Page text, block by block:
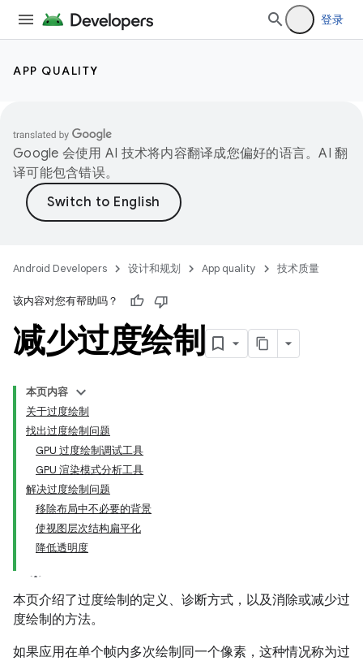
登录
APP QUALITY
Google 会使用 AI 技术将内容翻译成您偏好的语言。AI 翻
译可能包含错误。
Android Developers 设计和规划 App quality 技术质量
该内容对您有帮助吗？
减少过度绘制
本页内容
关于过度绘制
找出过度绘制问题
GPU 过度绘制调试工具
GPU 渲染模式分析工具
解决过度绘制问题
移除布局中不必要的背景
使视图层次结构扁平化
降低透明度
本页介绍了过度绘制的定义、诊断方式，以及消除或减少过
度绘制的方法。
如果应用在单个帧内多次绘制同一个像素，这种情况称为过